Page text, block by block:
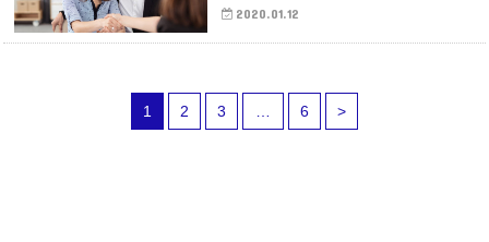
2020.01.12
1 2 3 … 6 >